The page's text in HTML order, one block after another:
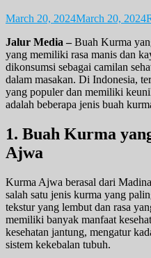
March 20, 2024March 20, 2024
Jalur Media – Buah Kurma
yang memiliki rasa manis dan
dikonsumsi sebagai camilan
dalam masakan. Di Indonesia,
yang populer dan memiliki
adalah beberapa jenis buah
1. Buah Kurma
Ajwa
Kurma Ajwa berasal dari
salah satu jenis kurma yang
tekstur yang lembut dan rasa
memiliki banyak manfaat
kesehatan jantung, mengatur
sistem kekebalan tubuh.